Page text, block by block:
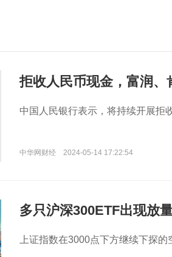
拒收人民币现金，富润
中国人民银行表示，将持续开展拒
中华网财经 2024-05-14 17:22:54
多只沪深300ETF出现放
上证指数在3000点下方继续下探的